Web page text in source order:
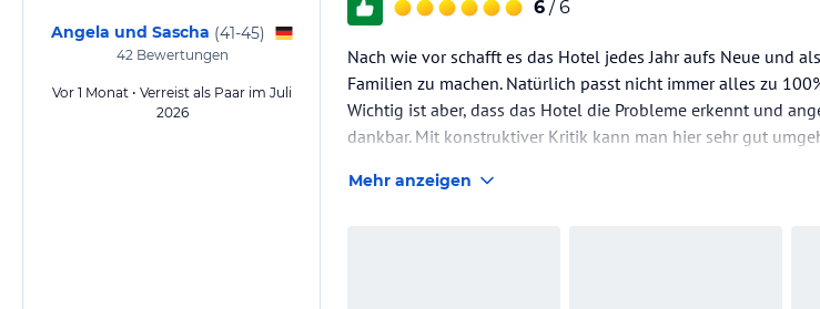
Angela und Sascha (41-45)
42Bewertungen
Vor 1 Monat • Verreist als Paar im Juli
2026
6 / 6
Nach wie vor schafft es das Hotel jedes Jahr aufs Neue und
Familien zu machen. Natürlich passt nicht immer alles zu
Wichtig ist aber, dass das Hotel die Probleme erkennt und
dankbar. Mit konstruktiver Kritik kann man hier sehr gut
und…
Mehr anzeigen